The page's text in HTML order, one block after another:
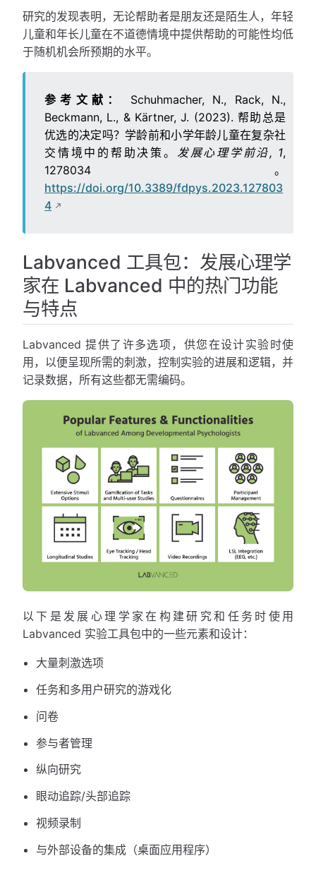
研究的发现表明，无论帮助者是朋友还是陌生人，年轻
儿童和年长儿童在不道德情境中提供帮助的可能性均低
于随机机会所预期的水平。
参考文献：
Schuhmacher, N., Rack, N.,
Beckmann, L., & Kärtner, J. (2023). 帮助总是
优选的决定吗？学龄前和小学年龄儿童在复杂社
交情境中的帮助决策。 发展心理学前沿, 1,
1278034。
https://doi.org/10.3389/fdpys.2023.127803
4
Labvanced 工具包：发展心理学
家在 Labvanced 中的热门功能
与特点
Labvanced 提供了许多选项，供您在设计实验时使
用，以便呈现所需的刺激，控制实验的进展和逻辑，并
记录数据，所有这些都无需编码。
以下是发展心理学家在构建研究和任务时使用
Labvanced 实验工具包中的一些元素和设计：
大量刺激选项
任务和多用户研究的游戏化
问卷
参与者管理
纵向研究
眼动追踪/头部追踪
视频录制
与外部设备的集成（桌面应用程序）